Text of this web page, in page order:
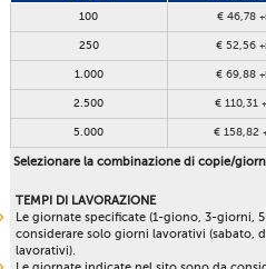
100 € 46,78
250 € 52,56
1.000 € 69,88
2.500 € 110,31
5.000 € 158,82
Selezionare la combinazione di copie/
TEMPI DI LAVORAZIONE
Le giornate specificate (1-giono, 3-giorni,
considerare solo giorni lavorativi (sabato,
lavorativi).